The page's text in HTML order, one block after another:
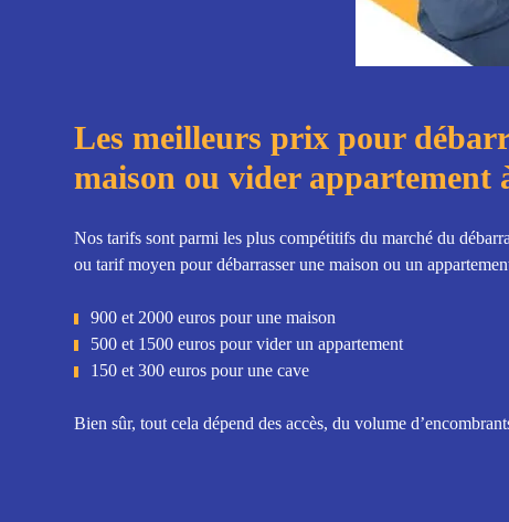
Les meilleurs prix pour
maison ou vider appartement
Nos tarifs sont parmi les plus compétitifs du marché du
ou tarif moyen pour débarrasser une maison ou un
900 et 2000 euros pour une maison
500 et 1500 euros pour vider un appartement
150 et 300 euros pour une cave
Bien sûr, tout cela dépend des accès, du volume